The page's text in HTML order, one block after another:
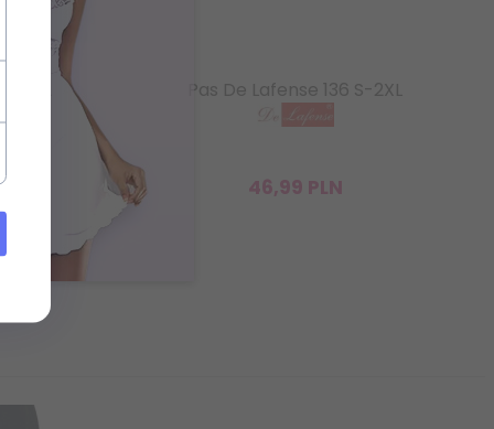
Pas De Lafense 136 S-2XL
46,99 PLN